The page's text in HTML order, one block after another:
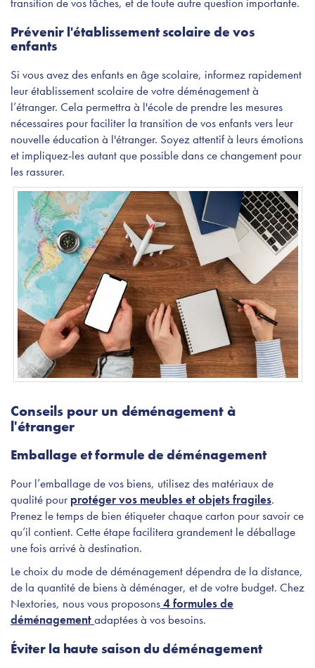
Prévenir l'établissement scolaire de vos
enfants
Si vous avez des enfants en âge scolaire, informez rapidement
leur établissement scolaire de votre déménagement à
l’étranger. Cela permettra à l'école de prendre les mesures
nécessaires pour faciliter la transition de vos enfants vers leur
nouvelle éducation à l'étranger. Soyez attentif à leurs émotions
et impliquez-les autant que possible dans ce changement pour
les rassurer.
Conseils pour un déménagement à
l'étranger
Emballage et formule de déménagement
Pour l’emballage de vos biens, utilisez des matériaux de
qualité pour protéger vos meubles et objets fragiles.
Prenez le temps de bien étiqueter chaque carton pour savoir ce
qu’il contient. Cette étape facilitera grandement le déballage
une fois arrivé à destination.
Le choix du mode de déménagement dépendra de la distance,
de la quantité de biens à déménager, et de votre budget. Chez
Nextories, nous vous proposons4 formules de
déménagementadaptées à vos besoins.
Éviter la haute saison du déménagement